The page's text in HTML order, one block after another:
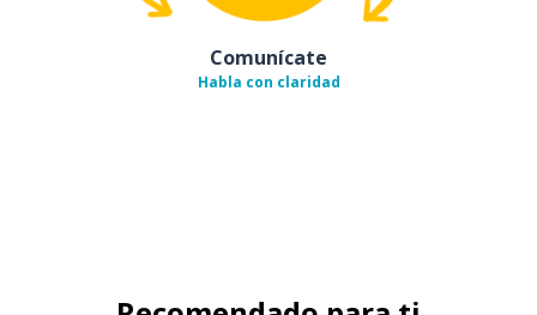
Comunícate
Habla con claridad